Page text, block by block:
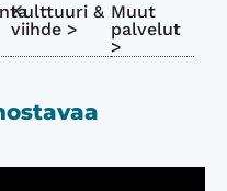
Kulttuuri &
viihde >
Muut
palvelut
>